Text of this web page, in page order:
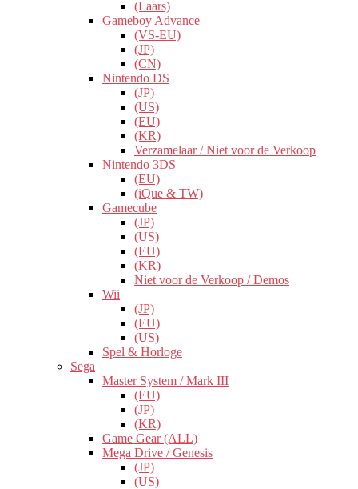
(Laars)
Gameboy Advance
(VS-EU)
(JP)
(CN)
Nintendo DS
(JP)
(US)
(EU)
(KR)
Verzamelaar / Niet voor de Verkoop
Nintendo 3DS
(EU)
(iQue & TW)
Gamecube
(JP)
(US)
(EU)
(KR)
Niet voor de Verkoop / Demos
Wii
(JP)
(EU)
(US)
Spel & Horloge
Sega
Master System / Mark III
(EU)
(JP)
(KR)
Game Gear (ALL)
Mega Drive / Genesis
(JP)
(US)